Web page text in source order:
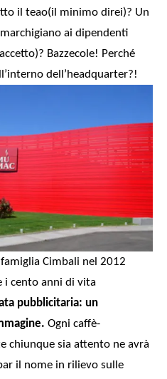
il teao(il minimo direi)? Un
ai dipendenti
Bazzecole! Perché
dell’headquarter?!
Cimbali nel 2012
i cento anni di vita
pubblicitaria: un
Ogni caffè-
chiunque sia attento ne avrà
il nome in rilievo sulle